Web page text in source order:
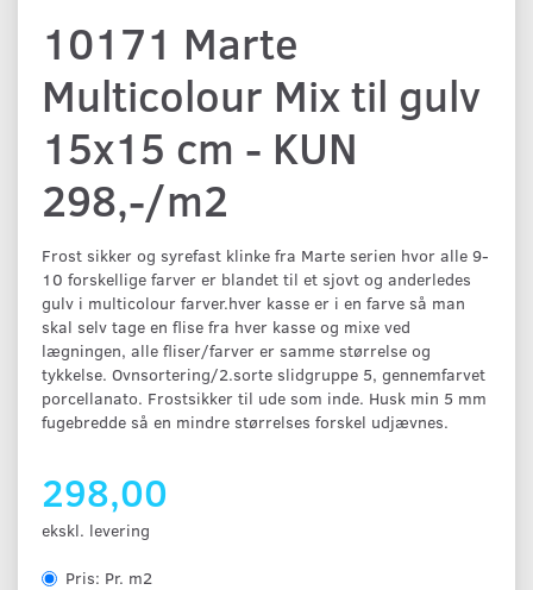
10171 Marte
Multicolour Mix til gulv
15x15 cm - KUN
298,-/m2
Frost sikker og syrefast klinke fra Marte serien hvor alle 9-
10 forskellige farver er blandet til et sjovt og anderledes
gulv i multicolour farver.hver kasse er i en farve så man
skal selv tage en flise fra hver kasse og mixe ved
lægningen, alle fliser/farver er samme størrelse og
tykkelse. Ovnsortering/2.sorte slidgruppe 5, gennemfarvet
porcellanato. Frostsikker til ude som inde. Husk min 5 mm
fugebredde så en mindre størrelses forskel udjævnes.
298,00
ekskl. levering
Pris: Pr. m2